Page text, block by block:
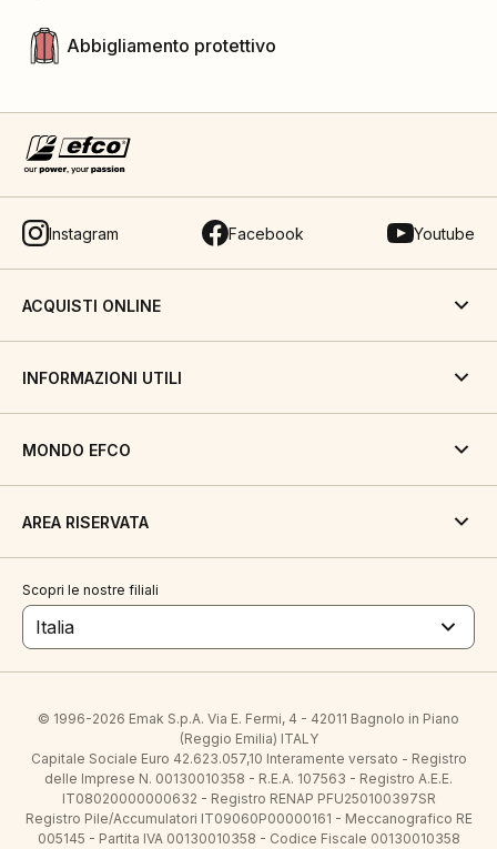
Abbigliamento protettivo
Instagram Facebook Youtube
ACQUISTI ONLINE
INFORMAZIONI UTILI
MONDO EFCO
AREA RISERVATA
Scopri le nostre filiali
Italia
© 1996-2026 Emak S.p.A. Via E. Fermi, 4 - 42011 Bagnolo in Piano
(Reggio Emilia) ITALY
Capitale Sociale Euro 42.623.057,10 Interamente versato - Registro
delle Imprese N. 00130010358 - R.E.A. 107563 - Registro A.E.E.
IT08020000000632 - Registro RENAP PFU250100397SR
Registro Pile/Accumulatori IT09060P00000161 - Meccanografico RE
005145 - Partita IVA 00130010358 - Codice Fiscale 00130010358